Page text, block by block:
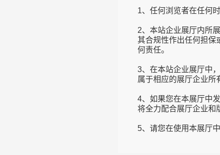
1、任何浏览者在任何
2、本站企业展厅内所
其合规性作出任何担保
何责任。
3、在本站企业展厅中
属于相应的展厅企业所
4、如果您在本展厅中
将全力配合展厅企业和